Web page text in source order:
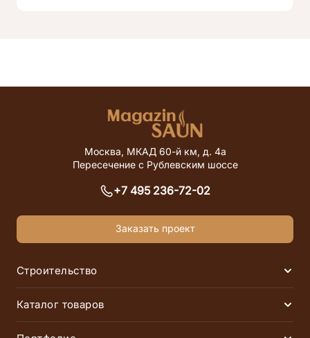
Москва, МКАД 60-й км, д. 4а
Пересечение с Рублевским шоссе
+7 495 236-72-02
Заказать проект
Строительство
Финские сауны
Каталог товаров
Электрические печи